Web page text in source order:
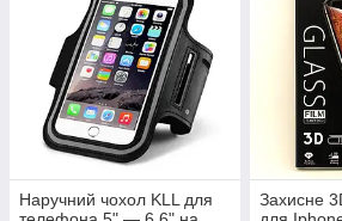
Наручний чохол KLL для
Захисне